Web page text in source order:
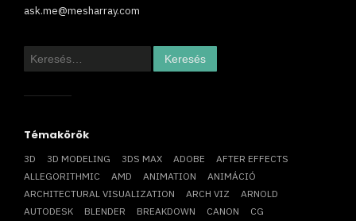
ask.me@mesharray.com
Keresés:
Témakörök
3D 3D MODELING 3DS MAX ADOBE
AFTER EFFECTS
ALLEGORITHMIC
AMD ANIMATION
ANIMÁCIÓ
ARCHITECTURAL VISUALIZATION
ARCH VIZ
ARNOLD
AUTODESK
BLENDER BREAKDOWN CANON
CG